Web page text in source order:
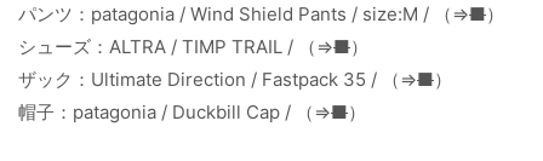
パンツ：patagonia / Wind Shield Pants / size:M / （⇒■）
シューズ：ALTRA / TIMP TRAIL / （⇒■）
ザック：Ultimate Direction / Fastpack 35 / （⇒■）
帽子：patagonia / Duckbill Cap / （⇒■）